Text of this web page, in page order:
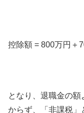
控除額 = 800万円＋
となり、退職金の
からず、「非課税」